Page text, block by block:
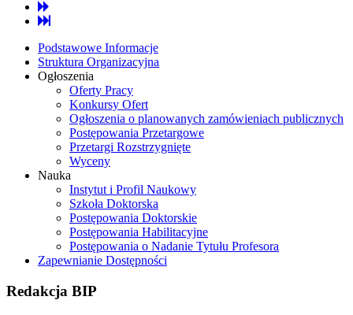
Podstawowe Informacje
Struktura Organizacyjna
Ogłoszenia
Oferty Pracy
Konkursy Ofert
Ogłoszenia o planowanych zamówieniach publicznych
Postępowania Przetargowe
Przetargi Rozstrzygnięte
Wyceny
Nauka
Instytut i Profil Naukowy
Szkoła Doktorska
Postępowania Doktorskie
Postępowania Habilitacyjne
Postępowania o Nadanie Tytułu Profesora
Zapewnianie Dostępności
Redakcja BIP